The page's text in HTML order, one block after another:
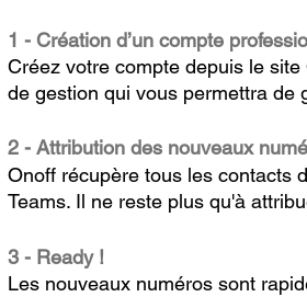
1 - Création d’un compte
Créez votre compte depuis le
de gestion qui vous permettra de
2 - Attribution des nouveaux
Onoff récupère tous les contacts
Teams. Il ne reste plus qu'à
3 - Ready !
Les nouveaux numéros sont